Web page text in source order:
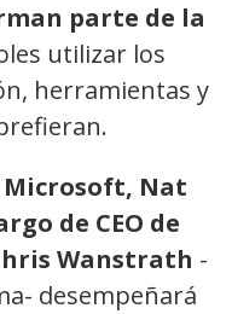
parte de la
utilizar los
herramientas y
Microsoft, Nat
de CEO de
Wanstrath -
desempeñará